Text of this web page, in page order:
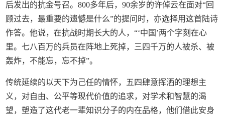
后发出的抗金号召。800多年后，90余岁的许倬云在面对“回
顾过去，最重要的遗憾是什么”的提问时，亦选择用这首陆诗
作答。他说，在抗战时期长大的人，“‘中国’两个字刻在心
里。七八百万的兵员在阵地上死掉，三四千万的人被杀、被
轰炸，不能忘，忘不掉”。
传统延续的以天下为己任的情怀，五四肆意挥洒的理想主
义，对自由、公平等现代价值的追求，对学术和智慧的渴
望，塑造了这代老一辈知识分子的内在品格，他们借此安身